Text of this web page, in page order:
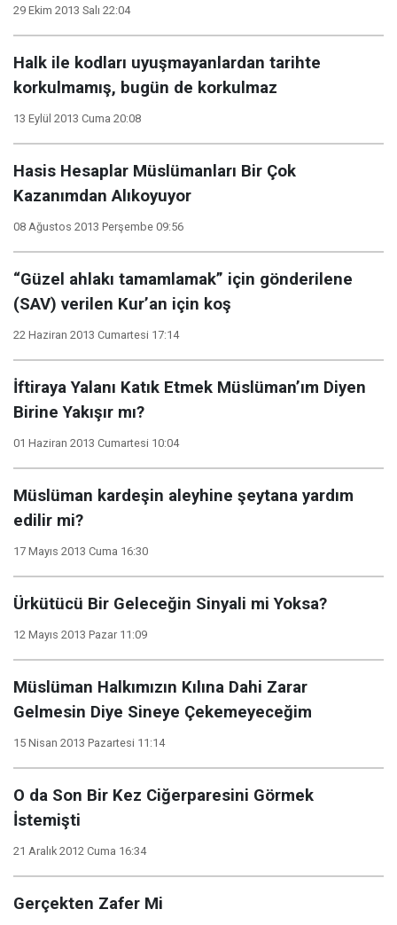
29 Ekim 2013 Salı 22:04
Halk ile kodları uyuşmayanlardan tarihte
korkulmamış, bugün de korkulmaz
13 Eylül 2013 Cuma 20:08
Hasis Hesaplar Müslümanları Bir Çok
Kazanımdan Alıkoyuyor
08 Ağustos 2013 Perşembe 09:56
“Güzel ahlakı tamamlamak” için gönderilene
(SAV) verilen Kur’an için koş
22 Haziran 2013 Cumartesi 17:14
İftiraya Yalanı Katık Etmek Müslüman’ım Diyen
Birine Yakışır mı?
01 Haziran 2013 Cumartesi 10:04
Müslüman kardeşin aleyhine şeytana yardım
edilir mi?
17 Mayıs 2013 Cuma 16:30
Ürkütücü Bir Geleceğin Sinyali mi Yoksa?
12 Mayıs 2013 Pazar 11:09
Müslüman Halkımızın Kılına Dahi Zarar
Gelmesin Diye Sineye Çekemeyeceğim
15 Nisan 2013 Pazartesi 11:14
O da Son Bir Kez Ciğerparesini Görmek
İstemişti
21 Aralık 2012 Cuma 16:34
Gerçekten Zafer Mi